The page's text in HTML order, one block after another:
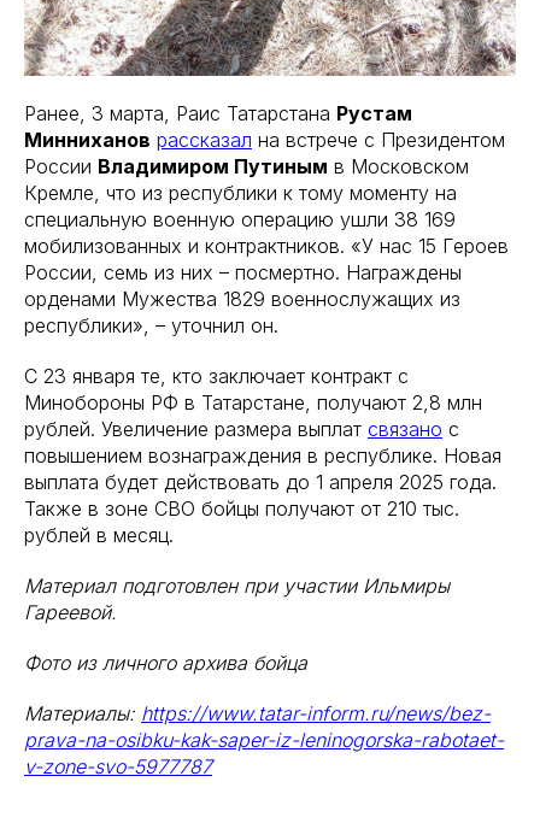
Ранее, 3 марта, Раис Татарстана Рустам
Минниханов рассказал на встрече с Президентом
России Владимиром Путиным в Московском
Кремле, что из республики к тому моменту на
специальную военную операцию ушли 38 169
мобилизованных и контрактников. «У нас 15 Героев
России, семь из них – посмертно. Награждены
орденами Мужества 1829 военнослужащих из
республики», – уточнил он.
С 23 января те, кто заключает контракт с
Минобороны РФ в Татарстане, получают 2,8 млн
рублей. Увеличение размера выплат связано с
повышением вознаграждения в республике. Новая
выплата будет действовать до 1 апреля 2025 года.
Также в зоне СВО бойцы получают от 210 тыс.
рублей в месяц.
Материал подготовлен при участии Ильмиры
Гареевой.
Фото из личного архива бойца
Материалы: https://www.tatar-inform.ru/news/bez-
prava-na-osibku-kak-saper-iz-leninogorska-rabotaet-
v-zone-svo-5977787